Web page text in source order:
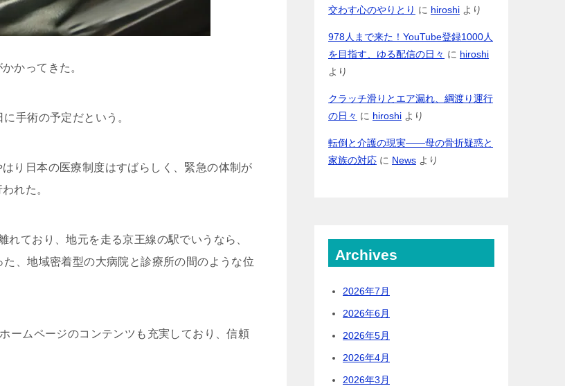
かってきた。
手術の予定だという。
り日本の医療制度はすばらしく、緊急の体制が
れた。
ており、地元を走る京王線の駅でいうなら、
、地域密着型の大病院と診療所の間のような位
ームページのコンテンツも充実しており、信頼
交わす心のやりとり に hiroshi より
978人まで来た！YouTube登録1000人
を目指す、ゆる配信の日々 に hiroshi
より
クラッチ滑りとエア漏れ、綱渡り運行
の日々 に hiroshi より
転倒と介護の現実――母の骨折疑惑と
家族の対応 に News より
Archives
2026年7月
2026年6月
2026年5月
2026年4月
2026年3月